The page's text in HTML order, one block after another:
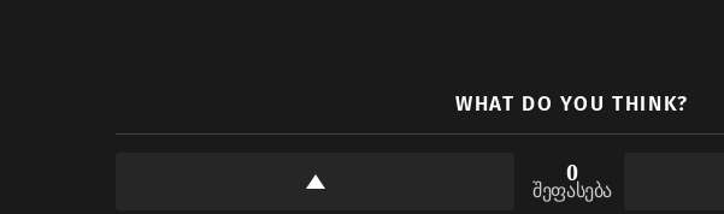
WHAT DO YOU THINK?
0
შეფასება